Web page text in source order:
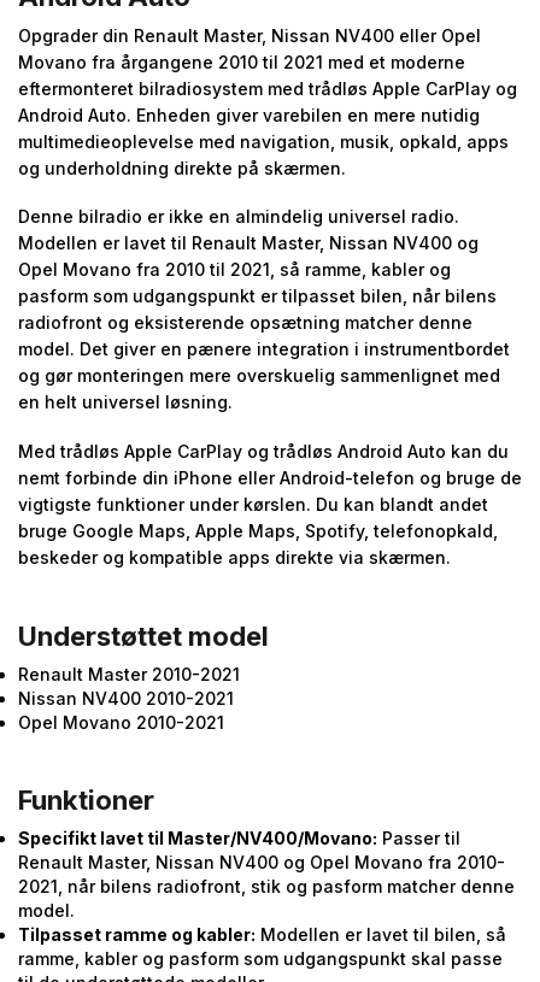
Opgrader din Renault Master, Nissan NV400 eller Opel
Movano fra årgangene 2010 til 2021 med et moderne
eftermonteret bilradiosystem med trådløs Apple CarPlay og
Android Auto. Enheden giver varebilen en mere nutidig
multimedieoplevelse med navigation, musik, opkald, apps
og underholdning direkte på skærmen.
Denne bilradio er ikke en almindelig universel radio.
Modellen er lavet til Renault Master, Nissan NV400 og
Opel Movano fra 2010 til 2021, så ramme, kabler og
pasform som udgangspunkt er tilpasset bilen, når bilens
radiofront og eksisterende opsætning matcher denne
model. Det giver en pænere integration i instrumentbordet
og gør monteringen mere overskuelig sammenlignet med
en helt universel løsning.
Med trådløs Apple CarPlay og trådløs Android Auto kan du
nemt forbinde din iPhone eller Android-telefon og bruge de
vigtigste funktioner under kørslen. Du kan blandt andet
bruge Google Maps, Apple Maps, Spotify, telefonopkald,
beskeder og kompatible apps direkte via skærmen.
Understøttet model
Renault Master 2010-2021
Nissan NV400 2010-2021
Opel Movano 2010-2021
Funktioner
Specifikt lavet til Master/NV400/Movano: Passer til
Renault Master, Nissan NV400 og Opel Movano fra 2010-
2021, når bilens radiofront, stik og pasform matcher denne
model.
Tilpasset ramme og kabler: Modellen er lavet til bilen, så
ramme, kabler og pasform som udgangspunkt skal passe